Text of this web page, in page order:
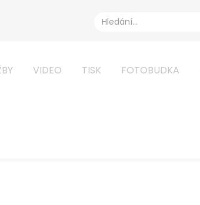
VIDEO TISK FOTOBUDKA